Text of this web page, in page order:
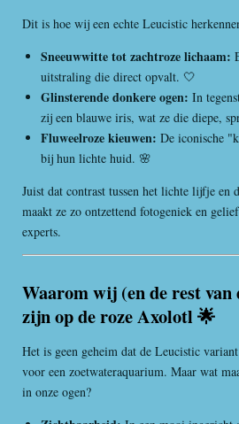
Dit is hoe wij een echte Leucistic
Sneeuwwitte tot zachtroze lichaam:
uitstraling die direct opvalt. 🤍
Glinsterende donkere ogen: In
zij een blauwe iris, wat ze die diepe,
Fluweelroze kieuwen: De iconische
bij hun lichte huid. 🌸
Juist dat contrast tussen het lichte lijfje en
maakt ze zo ontzettend fotogeniek en
experts.
Waarom wij (en de rest van
zijn op de roze Axolotl 🌟
Het is geen geheim dat de Leucistic
voor een zoetwateraquarium. Maar wat
in onze ogen?